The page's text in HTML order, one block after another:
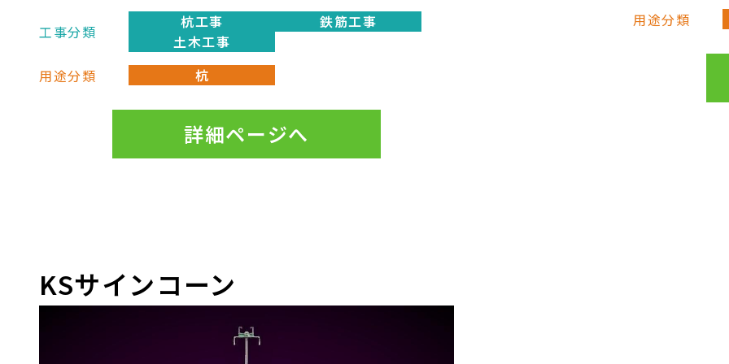
樹脂製 スラブ上下筋兼用
PUDスペーサー
上下に位置する梁主筋の段筋
間隔を高精度に保持 通称
「エスカン」
工事分類
杭工事
鉄筋工事
土木工事
用途分類
杭
詳細ページへ
用途分類
KSサインコーン